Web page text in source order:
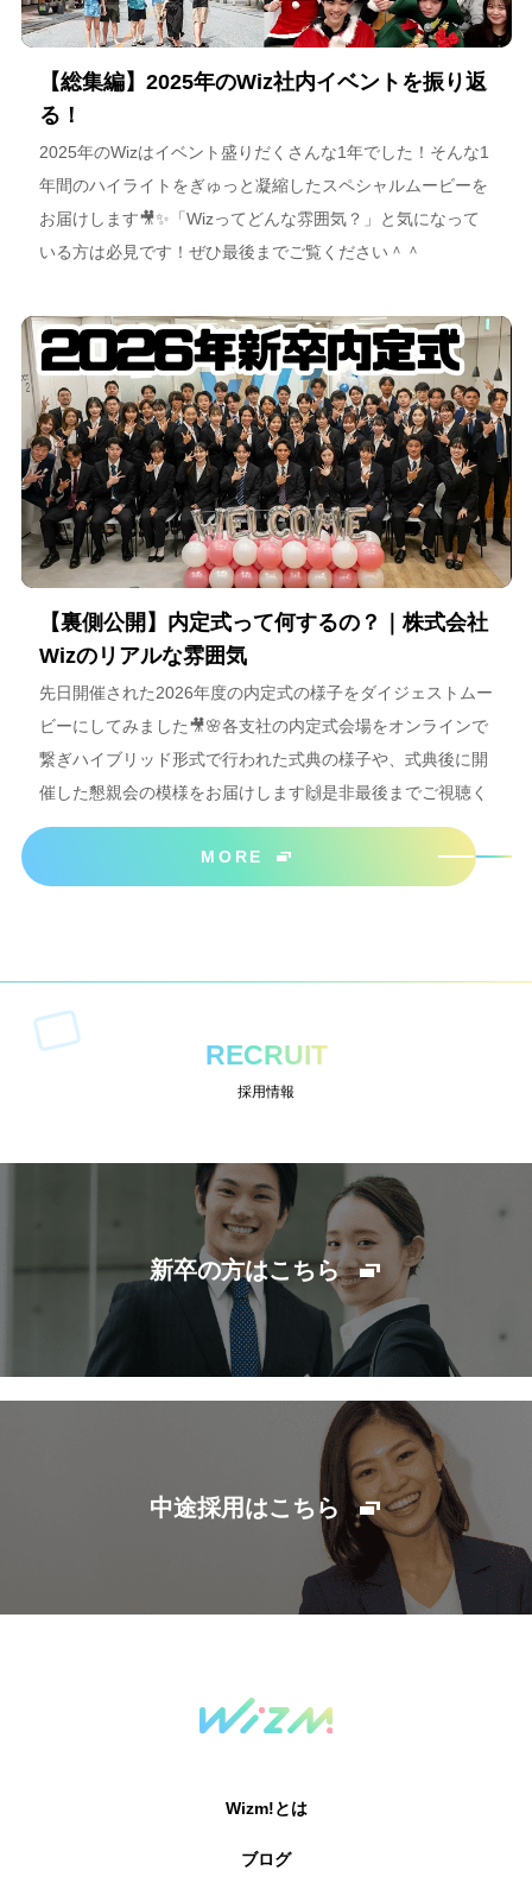
【総集編】2025年のWiz社内イベントを振り返
る！
2025年のWizはイベント盛りだくさんな1年でした！そんな1
年間のハイライトをぎゅっと凝縮したスペシャルムービーを
お届けします🎥✨「Wizってどんな雰囲気？」と気になって
いる方は必見です！ぜひ最後までご覧ください＾＾
【裏側公開】内定式って何するの？｜株式会社
Wizのリアルな雰囲気
先日開催された2026年度の内定式の様子をダイジェストムー
ビーにしてみました🎥🌸各支社の内定式会場をオンラインで
繋ぎハイブリッド形式で行われた式典の様子や、式典後に開
催した懇親会の模様をお届けします🙌是非最後までご視聴く
ださいね＾＾
MORE
RECRUIT
採用情報
新卒の方はこちら
中途採用はこちら
Wizm!とは
ブログ